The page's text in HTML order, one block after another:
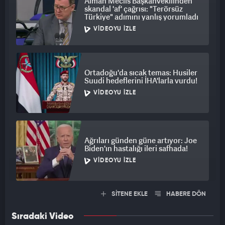
YETKİLİLER, ARAŞTIRMAYI SÜRDÜRÜYOR
Yetkililer, olayın ardından hantavirüsün bulaşma zincirini
araştırmayı sürdürüyor. Uzmanlar, özellikle kemirgenlerin
yoğun bulunduğu alanlarda dikkatli olunması gerektiğini
vurgularken, kuş gözlemcileri ve doğa araştırmacıları için riskli
bölgelerde koruyucu önlemlerin önemine dikkat çekiyor.
skandal 'af' çağrısı: "Terörsüz
Türkiye" adımını yanlış yorumladı
VIDEOYU İZLE
Ortadoğu'da sıcak temas: Husiler
Suudi hedeflerini İHA'larla vurdu!
VIDEOYU İZLE
Ağrıları günden güne artıyor: Joe
Biden'ın hastalığı ileri safhada!
VIDEOYU İZLE
SİTENE EKLE HABERE DÖN
Sıradaki Video